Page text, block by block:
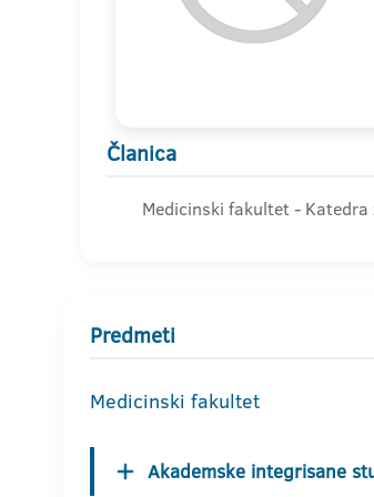
Članica
Medicinski fakultet -
Predmeti
Medicinski fakultet
Akademske integrisane